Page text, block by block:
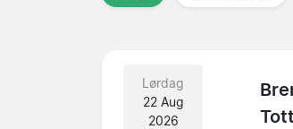
Lørdag
22 Aug
2026